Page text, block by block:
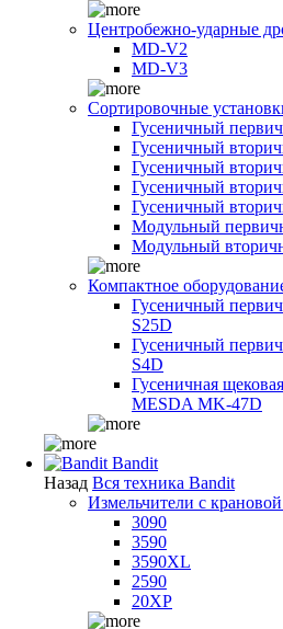
Центробежно-ударные
MD-V2
MD-V3
Сортировочные
Гусеничный
Гусеничный
Гусеничный
Гусеничный
Гусеничный
Модульный
Модульный
Компактное
Гусеничный
S25D
Гусеничный
S4D
Гусеничная
MESDA MK-47D
Bandit
Назад Вся техника Bandit
Измельчители с
3090
3590
3590XL
2590
20XP